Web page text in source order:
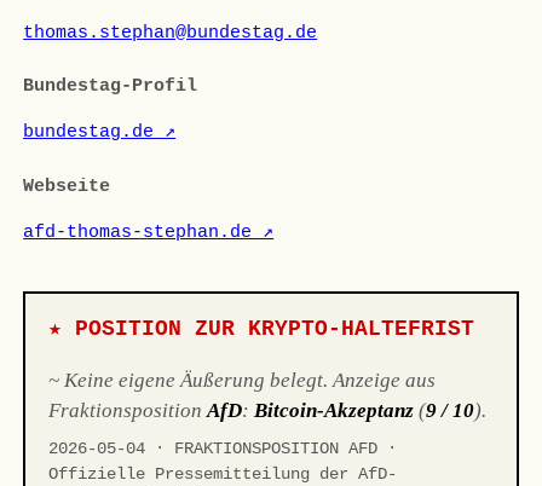
thomas.stephan@bundestag.de
Bundestag-Profil
bundestag.de ↗
Webseite
afd-thomas-stephan.de ↗
★ POSITION ZUR KRYPTO-HALTEFRIST
~ Keine eigene Äußerung belegt. Anzeige aus
FraktionspositionAfD: Bitcoin-Akzeptanz (9 / 10).
2026-05-04 · FRAKTIONSPOSITION AFD ·
Offizielle Pressemitteilung der AfD-